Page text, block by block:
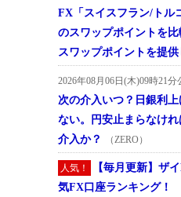
FX「スイスフラン/トル
のスワップポイントを
スワップポイントを提
2026年08月06日(木)09時21分
次の介入いつ？日銀利
ない。円安止まらなけ
介入か？
（ZERO）
人気！
【毎月更新】ザ
気FX口座ランキング！